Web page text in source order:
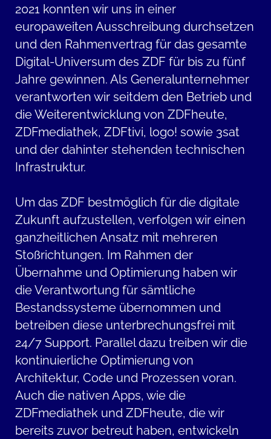
2021 konnten wir uns in einer
europaweiten Ausschreibung durchsetzen
und den Rahmenvertrag für das gesamte
Digital-Universum des ZDF für bis zu fünf
Jahre gewinnen. Als Generalunternehmer
verantworten wir seitdem den Betrieb und
die Weiterentwicklung von ZDFheute,
ZDFmediathek, ZDFtivi, logo! sowie 3sat
und der dahinter stehenden technischen
Infrastruktur.
Um das ZDF bestmöglich für die digitale
Zukunft aufzustellen, verfolgen wir einen
ganzheitlichen Ansatz mit mehreren
Stoßrichtungen. Im Rahmen der
Übernahme und Optimierung haben wir
die Verantwortung für sämtliche
Bestandssysteme übernommen und
betreiben diese unterbrechungsfrei mit
24/7 Support. Parallel dazu treiben wir die
kontinuierliche Optimierung von
Architektur, Code und Prozessen voran.
Auch die nativen Apps, wie die
ZDFmediathek und ZDFheute, die wir
bereits zuvor betreut haben, entwickeln